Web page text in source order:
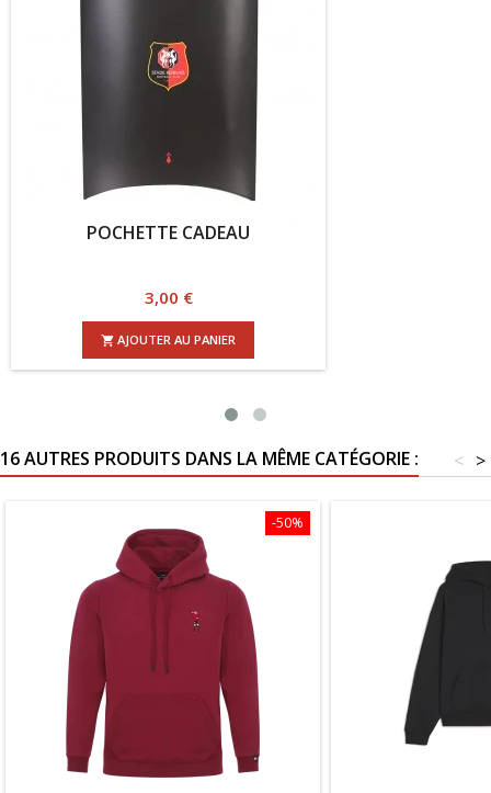
CADEAU
AU PANIER
16 AUTRES PRODUITS DANS LA MÊME CATÉGORIE : >
<
-50%